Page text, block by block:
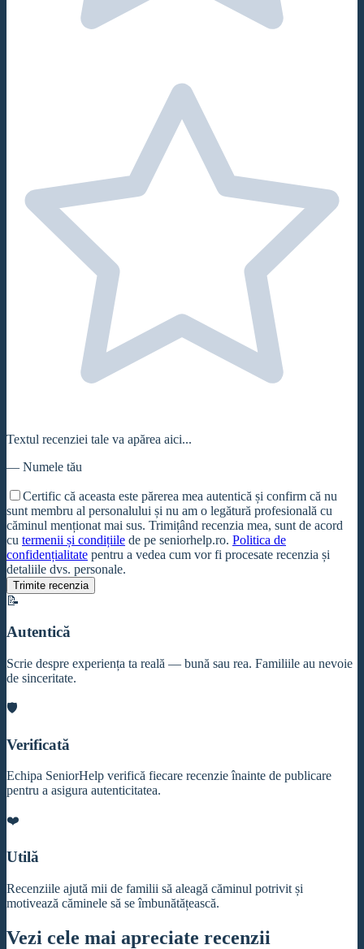
Textul recenziei tale va apărea aici...
— Numele tău
Certific că aceasta este părerea mea autentică și confirm că nu
sunt membru al personalului și nu am o legătură profesională cu
căminul menționat mai sus. Trimițând recenzia mea, sunt de acord
cu termenii și condițiile de pe seniorhelp.ro. Politica de
confidențialitate pentru a vedea cum vor fi procesate recenzia și
detaliile dvs. personale.
Trimite recenzia
📝
Autentică
Scrie despre experiența ta reală — bună sau rea. Familiile au nevoie
de sinceritate.
🛡️
Verificată
Echipa SeniorHelp verifică fiecare recenzie înainte de publicare
pentru a asigura autenticitatea.
❤️
Utilă
Recenziile ajută mii de familii să aleagă căminul potrivit și
motivează căminele să se îmbunătățească.
Vezi cele mai apreciate recenzii